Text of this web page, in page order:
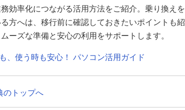
効率化につながる活用方法をご紹介。乗り換えを
方へは、移行前に確認しておきたいポイントも紹
ーズな準備と安心の利用をサポートします。
、使う時も安心！ パソコン活用ガイド
のトップへ